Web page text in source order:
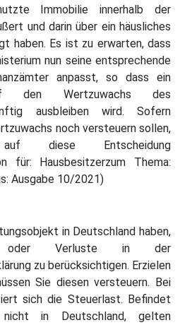
Immobilie innerhalb der
und darin über ein häusliches
haben. Es ist zu erwarten, dass
nun seine entsprechende
anpasst, so dass ein
den Wertzuwachs des
ausbleiben wird. Sofern
noch versteuern sollen,
diese Entscheidung
für: Hausbesitzerzum Thema:
Ausgabe 10/2021)
in Deutschland haben,
oder Verluste in der
zu berücksichtigen. Erzielen
Sie diesen versteuern. Bei
sich die Steuerlast. Befindet
in Deutschland, gelten